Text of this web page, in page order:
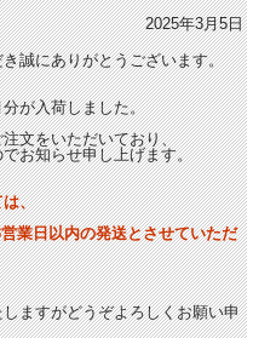
2025年3月5日
誠にありがとうございます。
が入荷しました。
文をいただいており、
お知らせ申し上げます。
、
業日以内の発送とさせていただ
ますがどうぞよろしくお願い申